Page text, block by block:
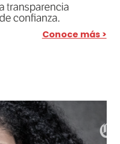
Conoce más >